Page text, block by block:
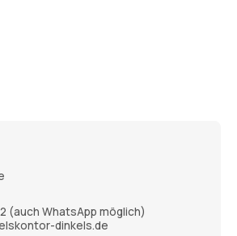
(auch WhatsApp möglich)
dinkels.de